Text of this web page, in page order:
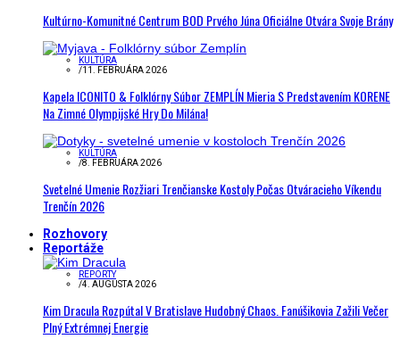
Kultúrno-Komunitné Centrum BOD Prvého Júna Oficiálne Otvára Svoje Brány
KULTÚRA
/11. FEBRUÁRA 2026
Kapela ICONITO & Folklórny Súbor ZEMPLÍN Mieria S Predstavením KORENE
Na Zimné Olympijské Hry Do Milána!
KULTÚRA
/8. FEBRUÁRA 2026
Svetelné Umenie Rozžiari Trenčianske Kostoly Počas Otváracieho Víkendu
Trenčín 2026
Rozhovory
Reportáže
REPORTY
/4. AUGUSTA 2026
Kim Dracula Rozpútal V Bratislave Hudobný Chaos. Fanúšikovia Zažili Večer
Plný Extrémnej Energie